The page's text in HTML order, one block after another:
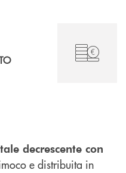
decrescente con
e distribuita in